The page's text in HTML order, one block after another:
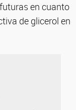
en cuanto
de glicerol en